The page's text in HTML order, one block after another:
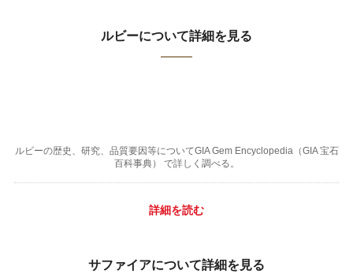
ルビーについて詳細を見る
ルビーの歴史、研究、品質要因等についてGIA Gem Encyclopedia（GIA 宝石
百科事典） で詳しく調べる。
詳細を読む
サファイアについて詳細を見る